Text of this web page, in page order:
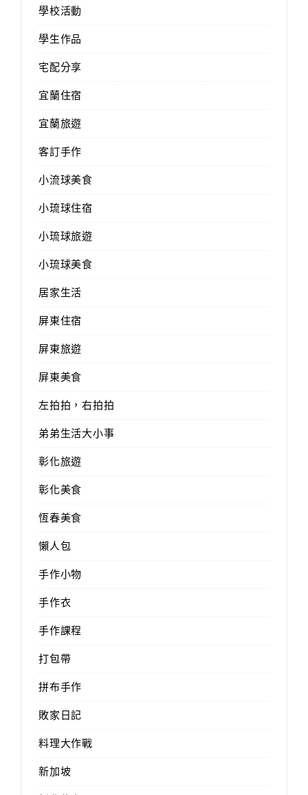
學校活動
學生作品
宅配分享
宜蘭住宿
宜蘭旅遊
客訂手作
小流球美食
小琉球住宿
小琉球旅遊
小琉球美食
居家生活
屏東住宿
屏東旅遊
屏東美食
左拍拍，右拍拍
弟弟生活大小事
彰化旅遊
彰化美食
恆春美食
懶人包
手作小物
手作衣
手作課程
打包帶
拼布手作
敗家日記
料理大作戰
新加坡